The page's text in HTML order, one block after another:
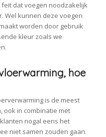
dat voegen noodzakelijk
Wel kunnen deze voegen
worden door gebruik
kleur zoals we
hoe
is de meest
ook in combinatie met
nogal eens het
niet samen zouden gaan.